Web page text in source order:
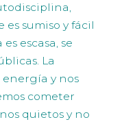
sumiso y fácil
escasa, se
La
y nos
cometer
quietos y no